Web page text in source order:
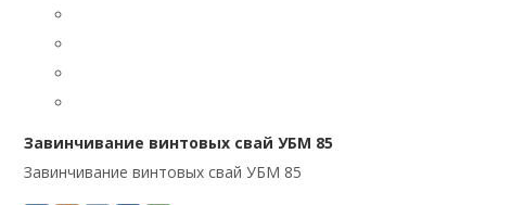
Завинчивание винтовых свай УБМ 85
Завинчивание винтовых свай УБМ 85